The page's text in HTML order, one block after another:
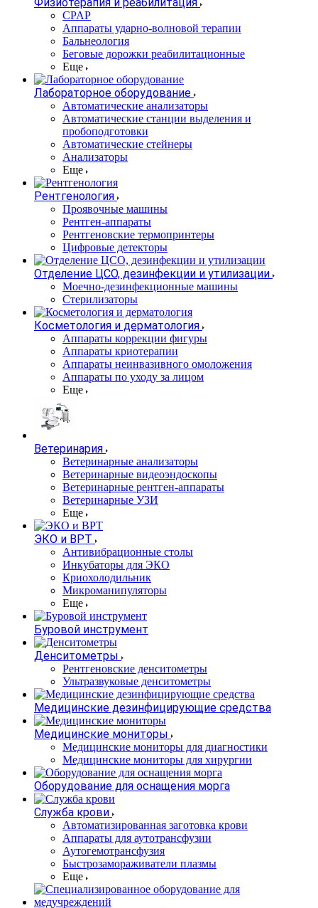
CPAP
Аппараты ударно-волновой терапии
Бальнеология
Беговые дорожки реабилитационные
Еще
Лабораторное оборудование
Автоматические анализаторы
Автоматические станции выделения и
пробоподготовки
Автоматические стейнеры
Анализаторы
Еще
Рентгенология
Проявочные машины
Рентген-аппараты
Рентгеновские термопринтеры
Цифровые детекторы
Отделение ЦСО, дезинфекции и утилизации
Моечно-дезинфекционные машины
Стерилизаторы
Косметология и дерматология
Аппараты коррекции фигуры
Аппараты криотерапии
Аппараты неинвазивного омоложения
Аппараты по уходу за лицом
Еще
Ветеринария
Ветеринарные анализаторы
Ветеринарные видеоэндоскопы
Ветеринарные рентген-аппараты
Ветеринарные УЗИ
Еще
ЭКО и ВРТ
Антивибрационные столы
Инкубаторы для ЭКО
Криохолодильник
Микроманипуляторы
Еще
Буровой инструмент
Денситометры
Рентгеновские денситометры
Ультразвуковые денситометры
Медицинские дезинфицирующие средства
Медицинские мониторы
Медицинские мониторы для диагностики
Медицинские мониторы для хирургии
Оборудование для оснащения морга
Служба крови
Автоматизированная заготовка крови
Аппараты для аутотрансфузии
Аутогемотрансфузия
Быстрозамораживатели плазмы
Еще